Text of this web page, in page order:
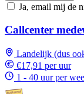
Ja, email mij de
Callcenter
Landelijk (dus
€17,91 per uur
1 - 40 uur per